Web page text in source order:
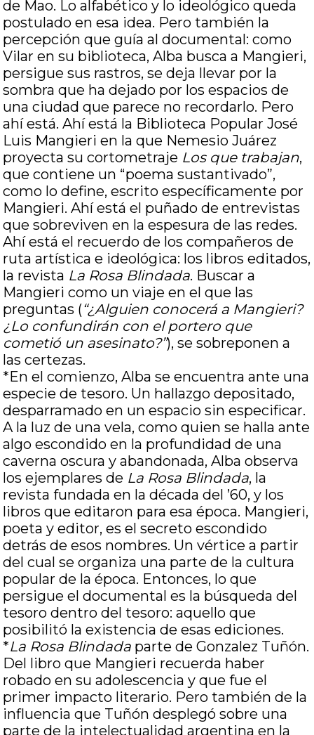
de Mao. Lo alfabético y lo ideológico queda
postulado en esa idea. Pero también la
percepción que guía al documental: como
Vilar en su biblioteca, Alba busca a Mangieri,
persigue sus rastros, se deja llevar por la
sombra que ha dejado por los espacios de
una ciudad que parece no recordarlo. Pero
ahí está. Ahí está la Biblioteca Popular José
Luis Mangieri en la que Nemesio Juárez
proyecta su cortometraje Los que trabajan,
que contiene un “poema sustantivado”,
como lo define, escrito específicamente por
Mangieri. Ahí está el puñado de entrevistas
que sobreviven en la espesura de las redes.
Ahí está el recuerdo de los compañeros de
ruta artística e ideológica: los libros editados,
la revista La Rosa Blindada. Buscar a
Mangieri como un viaje en el que las
preguntas (“¿Alguien conocerá a Mangieri?
¿Lo confundirán con el portero que
cometió un asesinato?”), se sobreponen a
las certezas.
*En el comienzo, Alba se encuentra ante una
especie de tesoro. Un hallazgo depositado,
desparramado en un espacio sin especificar.
A la luz de una vela, como quien se halla ante
algo escondido en la profundidad de una
caverna oscura y abandonada, Alba observa
los ejemplares de La Rosa Blindada, la
revista fundada en la década del ’60, y los
libros que editaron para esa época. Mangieri,
poeta y editor, es el secreto escondido
detrás de esos nombres. Un vértice a partir
del cual se organiza una parte de la cultura
popular de la época. Entonces, lo que
persigue el documental es la búsqueda del
tesoro dentro del tesoro: aquello que
posibilitó la existencia de esas ediciones.
*La Rosa Blindada parte de Gonzalez Tuñón.
Del libro que Mangieri recuerda haber
robado en su adolescencia y que fue el
primer impacto literario. Pero también de la
influencia que Tuñón desplegó sobre una
parte de la intelectualidad argentina en la